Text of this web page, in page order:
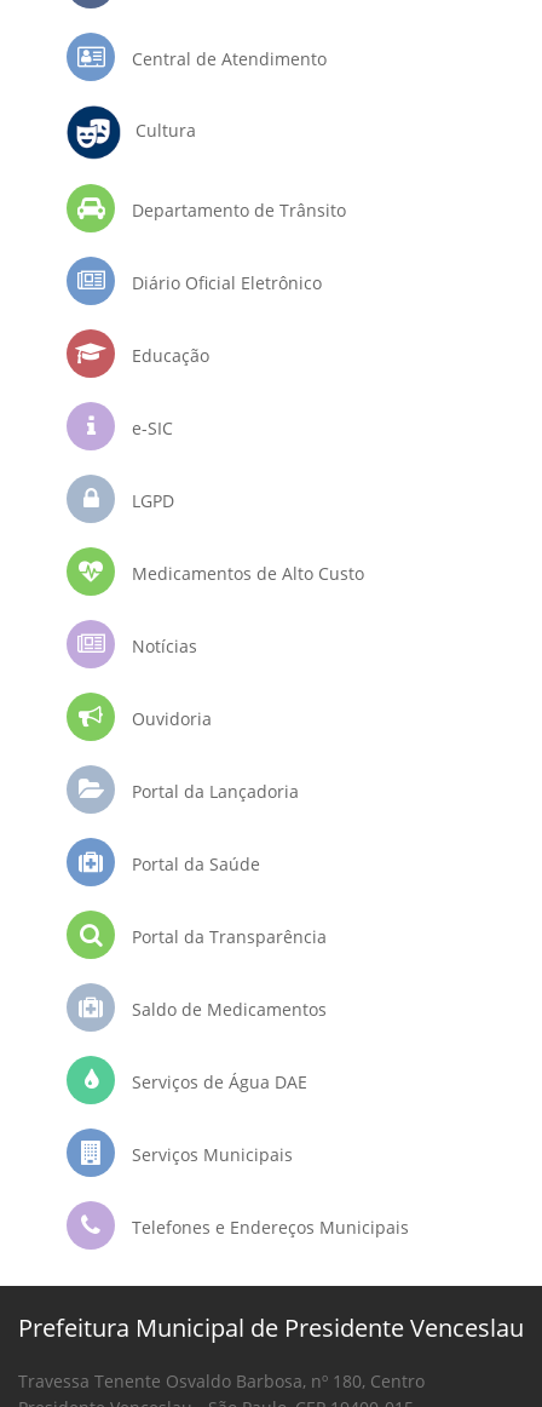
Central de Atendimento
Cultura
Departamento de Trânsito
Diário Oficial Eletrônico
Educação
e-SIC
LGPD
Medicamentos de Alto Custo
Notícias
Ouvidoria
Portal da Lançadoria
Portal da Saúde
Portal da Transparência
Saldo de Medicamentos
Serviços de Água DAE
Serviços Municipais
Telefones e Endereços Municipais
Prefeitura Municipal de Presidente Venceslau
Travessa Tenente Osvaldo Barbosa, nº 180, Centro